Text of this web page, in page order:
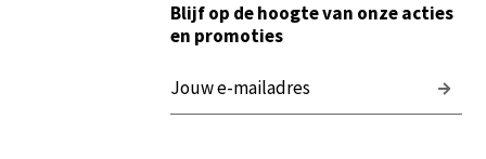
Blijf op de hoogte van onze acties
en promoties